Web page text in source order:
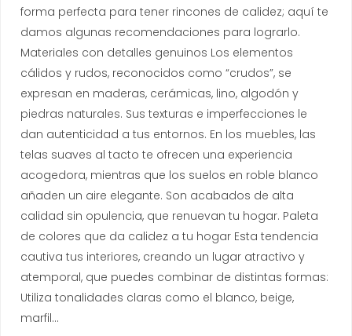
forma perfecta para tener rincones de calidez; aquí te
damos algunas recomendaciones para lograrlo.
Materiales con detalles genuinos Los elementos
cálidos y rudos, reconocidos como “crudos”, se
expresan en maderas, cerámicas, lino, algodón y
piedras naturales. Sus texturas e imperfecciones le
dan autenticidad a tus entornos. En los muebles, las
telas suaves al tacto te ofrecen una experiencia
acogedora, mientras que los suelos en roble blanco
añaden un aire elegante. Son acabados de alta
calidad sin opulencia, que renuevan tu hogar. Paleta
de colores que da calidez a tu hogar Esta tendencia
cautiva tus interiores, creando un lugar atractivo y
atemporal, que puedes combinar de distintas formas:
Utiliza tonalidades claras como el blanco, beige,
marfil…